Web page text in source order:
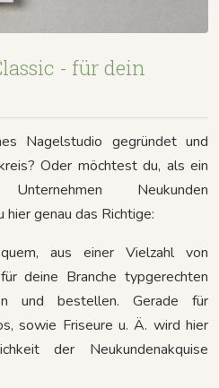
- für dein
Nagelstudio gegründet und
Oder möchtest du, als ein
Neukunden
hier genau das Richtige:
aus einer Vielzahl von
deine Branche typgerechten
und bestellen. Gerade für
sowie Friseure u. Ä. wird hier
der Neukundenakquise